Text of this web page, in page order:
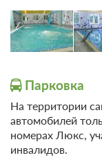
Парковка
На территории
автомобилей
номерах Люкс,
инвалидов.